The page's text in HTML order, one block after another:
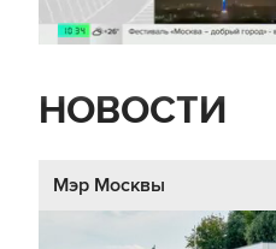
НОВОСТИ
Мэр Москвы